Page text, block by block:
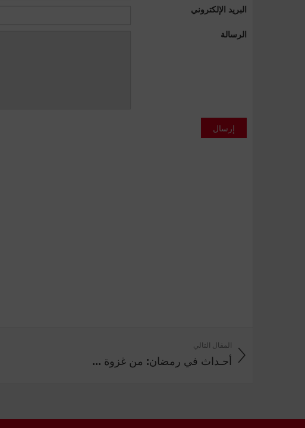
البريد الإلكتروني
الرسالة
إرسال
المقال التالي
أحـداث في رمضان: من غزوة ...